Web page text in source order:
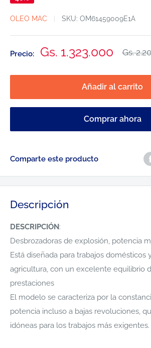
OLEO MAC SKU: OM61459009E1A
Precio:
Precio
venta
Gs. 1.323.000
Precio
Gs.
Añadir al carrito
Comprar ahora
Comparte este producto
Descripción
DESCRIPCIÓN:
Desbrozadoras de explosión, potencia
Está diseñada para trabajos domésticos
agricultura, con un excelente equilibrio
prestaciones
El modelo se caracteriza por la
potencia incluso a bajas revoluciones,
idóneas para los trabajos más exigentes.